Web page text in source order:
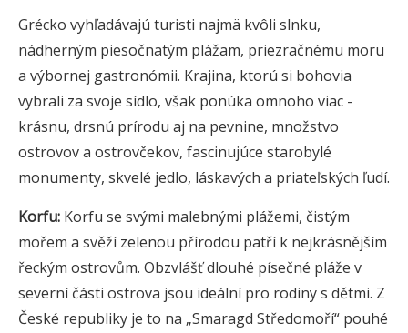
Grécko vyhľadávajú turisti najmä kvôli slnku,
nádherným piesočnatým plážam, priezračnému moru
a výbornej gastronómii. Krajina, ktorú si bohovia
vybrali za svoje sídlo, však ponúka omnoho viac -
krásnu, drsnú prírodu aj na pevnine, množstvo
ostrovov a ostrovčekov, fascinujúce starobylé
monumenty, skvelé jedlo, láskavých a priateľských ľudí.
Korfu: Korfu se svými malebnými plážemi, čistým
mořem a svěží zelenou přírodou patří k nejkrásnějším
řeckým ostrovům. Obzvlášť dlouhé písečné pláže v
severní části ostrova jsou ideální pro rodiny s dětmi. Z
České republiky je to na „Smaragd Středomoří“ pouhé